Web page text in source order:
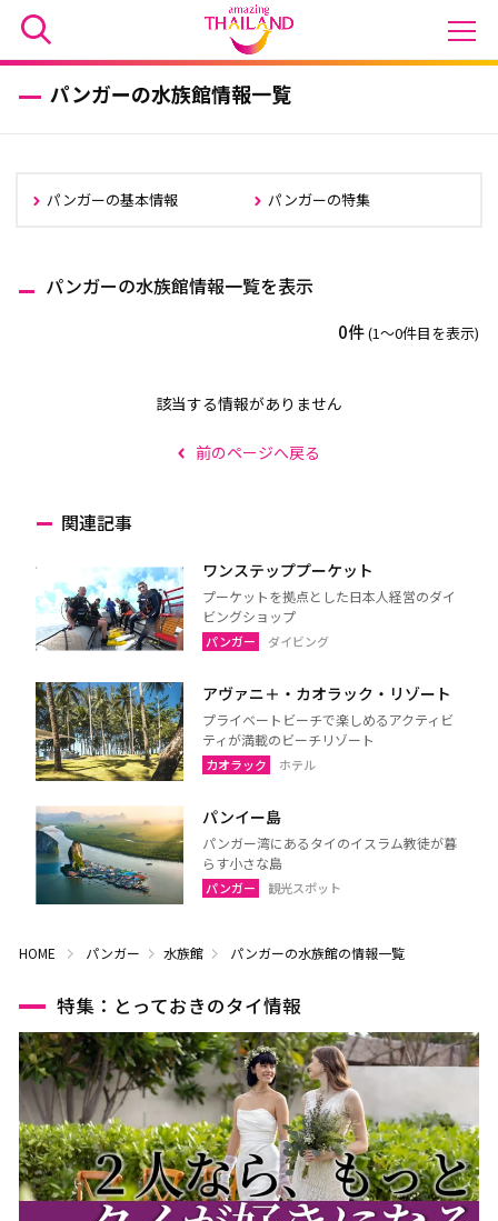
パンガーの水族館情報一覧
パンガーの基本情報 パンガーの特集
パンガーの水族館情報一覧を表示
0件(1〜0件目を表示)
該当する情報がありません
前のページへ戻る
関連記事
ワンステッププーケット
プーケットを拠点とした日本人経営のダイ
ビングショップ
パンガー ダイビング
アヴァニ＋・カオラック・リゾート
プライベートビーチで楽しめるアクティビ
ティが満載のビーチリゾート
カオラック ホテル
パンイー島
パンガー湾にあるタイのイスラム教徒が暮
らす小さな島
パンガー 観光スポット
HOME パンガー 水族館 パンガーの水族館の情報一覧
特集：とっておきのタイ情報